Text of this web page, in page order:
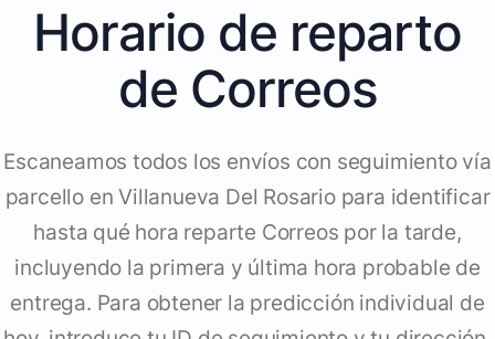
Horario de reparto
de Correos
Escaneamos todos los envíos con seguimiento vía
parcello en Villanueva Del Rosario para identificar
hasta qué hora reparte Correos por la tarde,
incluyendo la primera y última hora probable de
entrega. Para obtener la predicción individual de